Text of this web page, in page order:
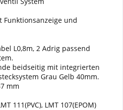
Funktionsanzeige und
L0,8m, 2 Adrig passend
beidseitig mit integrierten
Grau Gelb 40mm.
mm
111(PVC), LMT 107(EPOM)